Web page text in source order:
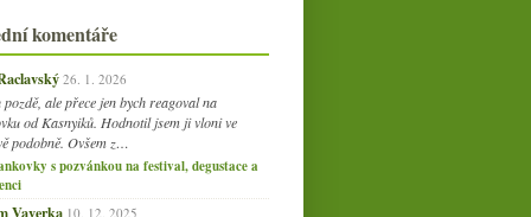
komentáře
26. 1. 2026
ale přece jen bych reagoval na
od Kasnyiků. Hodnotil jsem ji vloni ve
podobně. Ovšem z…
s pozvánkou na festival, degustace a
Vaverka 10. 12. 2025